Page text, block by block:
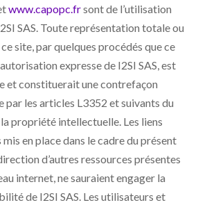
www.capopc.frsont de l’utilisation
SAS. Toute représentation totale ou
site, par quelques procédés que ce
expresse de I2SI SAS, est
et constituerait une contrefaçon
par les articles L3352 et suivants du
propriété intellectuelle. Les liens
en place dans le cadre du présent
d’autres ressources présentes
internet, ne sauraient engager la
de I2SI SAS. Les utilisateurs et